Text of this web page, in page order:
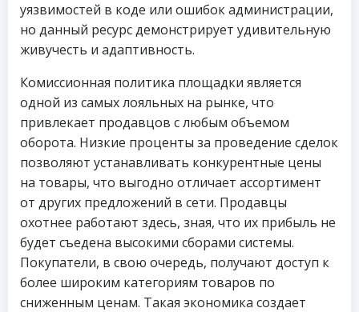
уязвимостей в коде или ошибок администрации,
но данный ресурс демонстрирует удивительную
живучесть и адаптивность.
Комиссионная политика площадки является
одной из самых лояльных на рынке, что
привлекает продавцов с любым объемом
оборота. Низкие проценты за проведение сделок
позволяют устанавливать конкурентные цены
на товары, что выгодно отличает ассортимент
от других предложений в сети. Продавцы
охотнее работают здесь, зная, что их прибыль не
будет съедена высокими сборами системы.
Покупатели, в свою очередь, получают доступ к
более широким категориям товаров по
сниженным ценам. Такая экономика создает